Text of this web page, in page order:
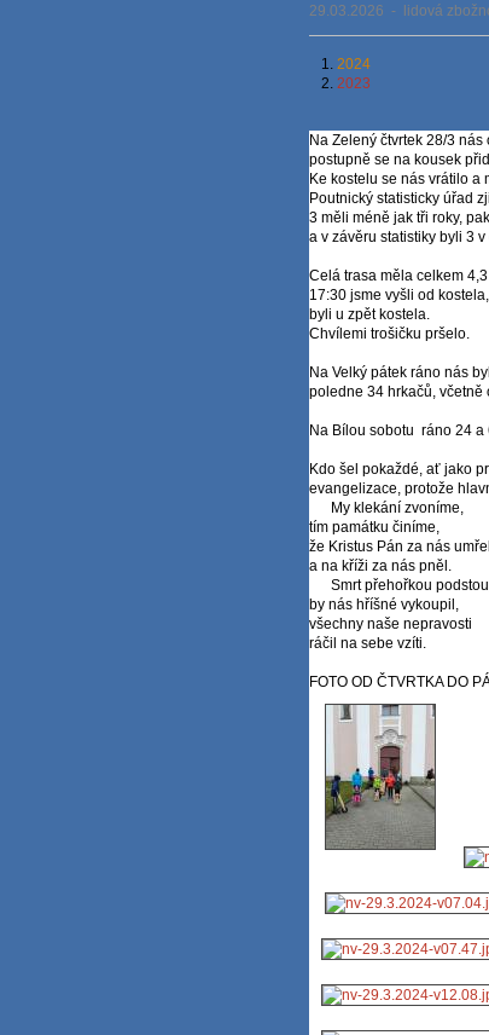
29.03.2026 - lidová
1. 2024
2. 2023
Na Zelený čtvrtek 28/3
postupně se na kousek
Ke kostelu se nás vrátilo a
Poutnický statisticky úřad
3 měli méně jak tři roky,
a v závěru statistiky byli 3
Celá trasa měla celkem
17:30 jsme vyšli od
byli u zpět kostela.
Chvílemi trošičku pršelo.
Na Velký pátek ráno nás
poledne 34 hrkačů, včetně
Na Bílou sobotu ráno 24 a
Kdo šel pokaždé, ať jako
evangelizace, protože
My klekání zvoníme,
tím památku činíme,
že Kristus Pán za nás umřel
a na kříži za nás pněl.
Smrt přehořkou
by nás hříšné vykoupil,
všechny naše nepravosti
ráčil na sebe vzíti.
FOTO OD ČTVRTKA DO